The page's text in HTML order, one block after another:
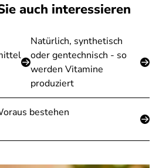
auch interessieren
Natürlich, synthetisch
oder gentechnisch - so
werden Vitamine
produziert
bestehen